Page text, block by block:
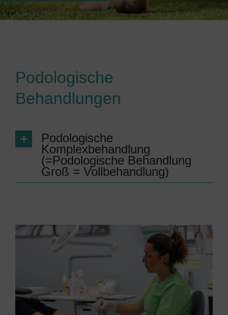
Podologische
Behandlungen
Podologische
Komplexbehandlung
(=Podologische Behandlung
Groß = Vollbehandlung)